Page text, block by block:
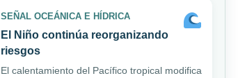
SEÑAL OCEÁNICA E HÍDRICA
El Niño continúa reorganizando
riesgos
El calentamiento del Pacífico tropical modifica